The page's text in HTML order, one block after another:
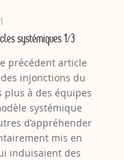
systémiques 1/3
précédent article
injonctions du
plus à des équipes
systémique
d’appréhender
mis en
induisaient des